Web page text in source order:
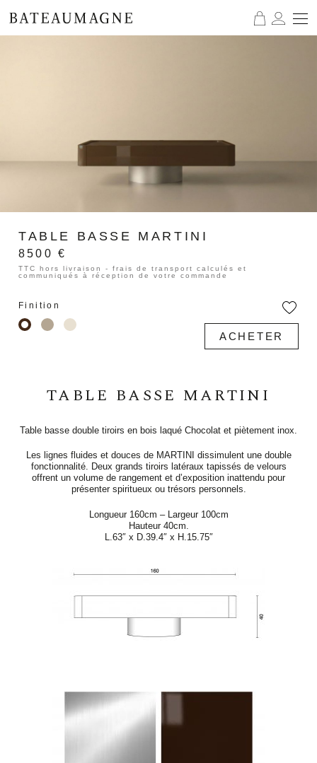
TABLE BASSE MARTINI
8500 €
TTC hors livraison - frais de transport calculés et
communiqués à réception de votre commande
Finition
ACHETER
TABLE BASSE MARTINI
Table basse double tiroirs en bois laqué Chocolat et piètement inox.
Les lignes fluides et douces de MARTINI dissimulent une double
fonctionnalité. Deux grands tiroirs latéraux tapissés de velours
offrent un volume de rangement et d’exposition inattendu pour
présenter spiritueux ou trésors personnels.
Longueur 160cm – Largeur 100cm
Hauteur 40cm.
L.63″ x D.39.4″ x H.15.75″